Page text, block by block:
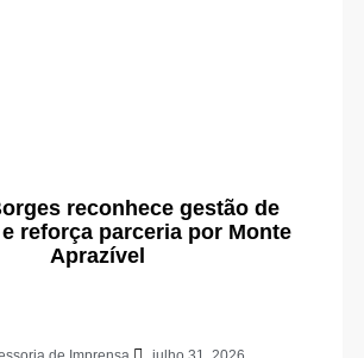
reconhece gestão de
reforça parceria por Monte
Aprazível